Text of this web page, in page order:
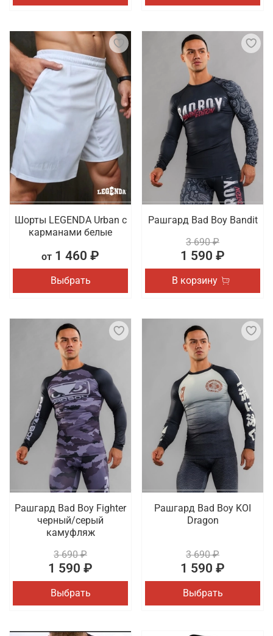
Шорты LEGENDA Urban c
карманами белые
от 1 460 ₽
Выбрать
Рашгард Bad Boy Bandit
3 690 ₽
1 590 ₽
В корзину
Рашгард Bad Boy Fighter
черный/серый
камуфляж
3 690 ₽
1 590 ₽
Выбрать
Рашгард Bad Boy KOI
Dragon
3 690 ₽
1 590 ₽
Выбрать